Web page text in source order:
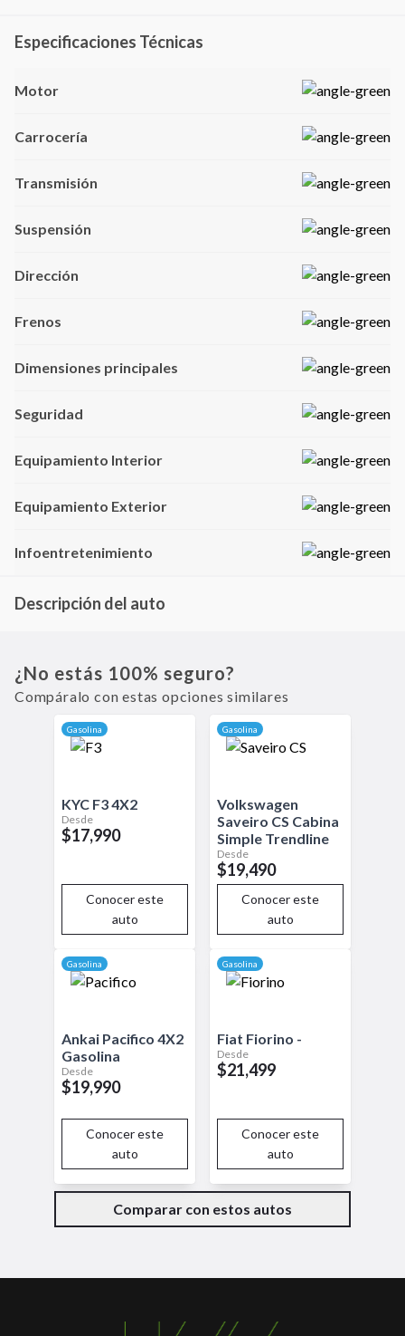
Especificaciones Técnicas
Motor
Carrocería
Transmisión
Suspensión
Dirección
Frenos
Dimensiones principales
Seguridad
Equipamiento Interior
Equipamiento Exterior
Infoentretenimiento
Descripción del auto
¿No estás 100% seguro?
Compáralo con estas opciones similares
Gasolina
KYC F34X2
Desde
$17,990
Conocer este
auto
Gasolina
Volkswagen
Saveiro CS Cabina
Simple Trendline
Desde
$19,490
Conocer este
auto
Gasolina
Ankai Pacifico 4X2
Gasolina
Desde
$19,990
Conocer este
auto
Gasolina
Fiat Fiorino -
Desde
$21,499
Conocer este
auto
Comparar con estos autos